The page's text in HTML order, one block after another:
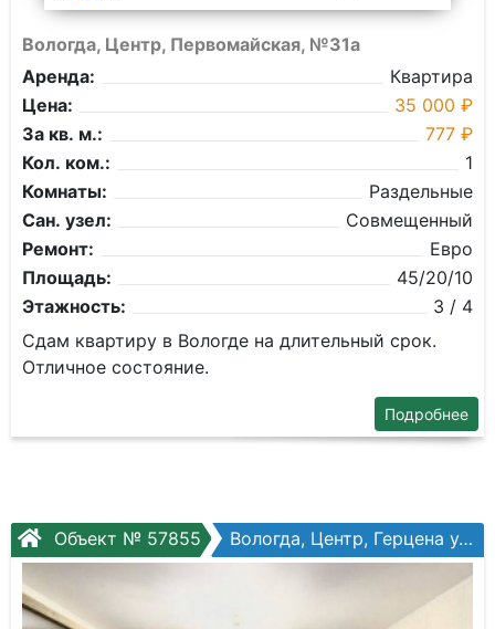
Вологда, Центр, Первомайская, №31а
Аренда:
Квартира
Цена:
35 000 ₽
За кв. м.:
777 ₽
Кол. ком.:
1
Комнаты:
Раздельные
Сан. узел:
Совмещенный
Ремонт:
Евро
Площадь:
45/20/10
Этажность:
3 / 4
Сдам квартиру в Вологде на длительный срок.
Отличное состояние.
Подробнее
Объект № 57855 Вологда, Центр, Герцена ул, №14